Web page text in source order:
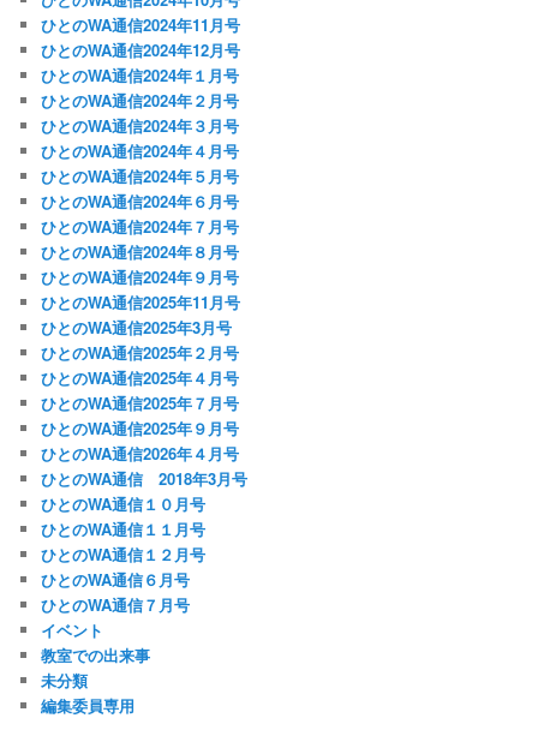
ひとのWA通信2024年11月号
ひとのWA通信2024年12月号
ひとのWA通信2024年１月号
ひとのWA通信2024年２月号
ひとのWA通信2024年３月号
ひとのWA通信2024年４月号
ひとのWA通信2024年５月号
ひとのWA通信2024年６月号
ひとのWA通信2024年７月号
ひとのWA通信2024年８月号
ひとのWA通信2024年９月号
ひとのWA通信2025年11月号
ひとのWA通信2025年3月号
ひとのWA通信2025年２月号
ひとのWA通信2025年４月号
ひとのWA通信2025年７月号
ひとのWA通信2025年９月号
ひとのWA通信2026年４月号
ひとのWA通信 2018年3月号
ひとのWA通信１０月号
ひとのWA通信１１月号
ひとのWA通信１２月号
ひとのWA通信６月号
ひとのWA通信７月号
イベント
教室での出来事
未分類
編集委員専用